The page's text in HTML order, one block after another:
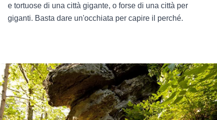
e tortuose di una città gigante, o forse di una città per
giganti. Basta dare un'occhiata per capire il perché.